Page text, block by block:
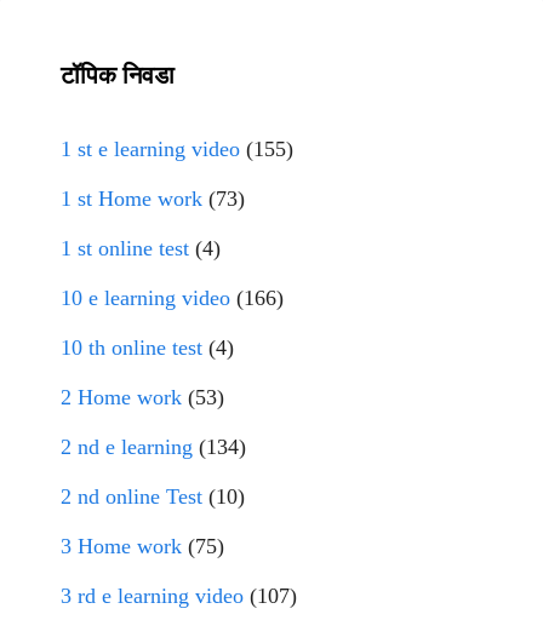
टॉपिक निवडा
1 st e learning video (155)
1 st Home work (73)
1 st online test (4)
10 e learning video (166)
10 th online test (4)
2 Home work (53)
2 nd e learning (134)
2 nd online Test (10)
3 Home work (75)
3 rd e learning video (107)